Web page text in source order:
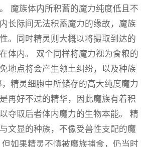
魔族体内所积蓄的魔力纯度低且不
长际间无法积蓄魔力的缘故，魔族
。同时精灵则大概以将摄取到达的
体内。 双个同样将魔力视为食粮的
地点将会产生领土纠纷，以及种族
精灵细胞中所储存的高大纯度魔力
再好不过的精华，因此魔族有着积
夺取后者体内魔力的生物本能。 精
文显的种族，不像受兽性支配的魔
如果精灵不慎被魔族捕食，仍当时